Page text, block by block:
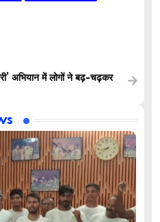
अभियान में लोगों ने बढ़-चढ़कर